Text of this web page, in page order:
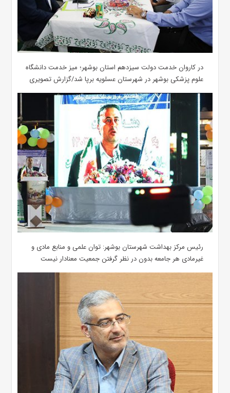
در کاروان خدمت دولت سیزدهم استان بوشهر؛ میز خدمت دانشگاه
علوم پزشکی بوشهر در شهرستان عسلویه برپا شد/گزارش تصویری
رئیس مرکز بهداشت شهرستان بوشهر: توان علمی و منابع مادی و
غیرمادی هر جامعه بدون در نظر گرفتن جمعیت معنادار نیست